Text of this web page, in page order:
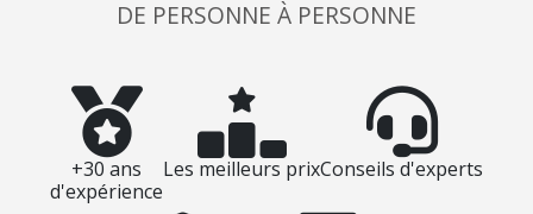
DE PERSONNE À PERSONNE
+30 ans
d'expérience
Les meilleurs prixConseils d'experts